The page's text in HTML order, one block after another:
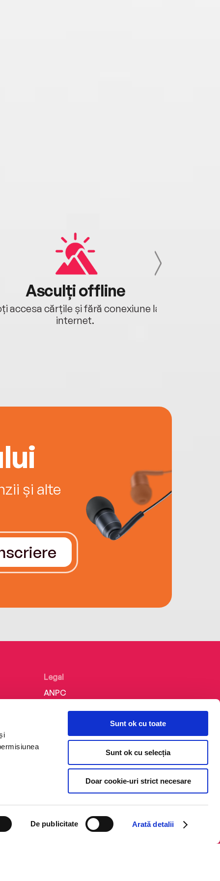
De publicitate Arată detalii
Sunt ok cu toate
Sunt ok cu selecția
Doar cookie-uri strict necesare
Asculți offline
accesa cărțile și fără conexiune la
internet.
și alte
Legal
ANPC
Politica de confidențialitate
Termeni și condiții